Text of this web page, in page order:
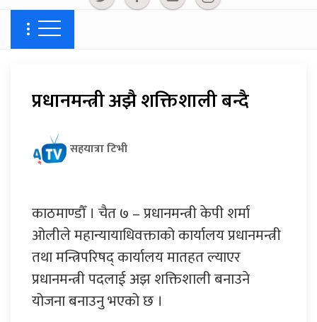
प्रधानमन्त्री अझै शक्तिशाली बन्दै
सहयात्रा टिभी
काठमाण्डौँ । चैत ७ – प्रधानमन्त्री केपी शर्मा
ओलीले महान्यायाधिवक्ताको कार्यालय प्रधानमन्त्री
तथा मन्त्रिपरिषद् कार्यालय मातहत ल्याएर
प्रधानमन्त्री पदलाई अझ शक्तिशाली बनाउने
योजना बनाउनु भएको छ ।